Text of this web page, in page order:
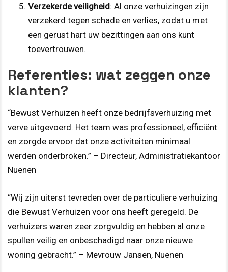
Verzekerde veiligheid: Al onze verhuizingen zijn
verzekerd tegen schade en verlies, zodat u met
een gerust hart uw bezittingen aan ons kunt
toevertrouwen.
Referenties: wat zeggen onze
klanten?
“Bewust Verhuizen heeft onze bedrijfsverhuizing met
verve uitgevoerd. Het team was professioneel, efficiënt
en zorgde ervoor dat onze activiteiten minimaal
werden onderbroken.” – Directeur, Administratiekantoor
Nuenen
“Wij zijn uiterst tevreden over de particuliere verhuizing
die Bewust Verhuizen voor ons heeft geregeld. De
verhuizers waren zeer zorgvuldig en hebben al onze
spullen veilig en onbeschadigd naar onze nieuwe
woning gebracht.” – Mevrouw Jansen, Nuenen